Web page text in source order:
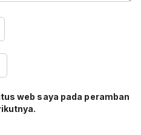
web saya pada peramban